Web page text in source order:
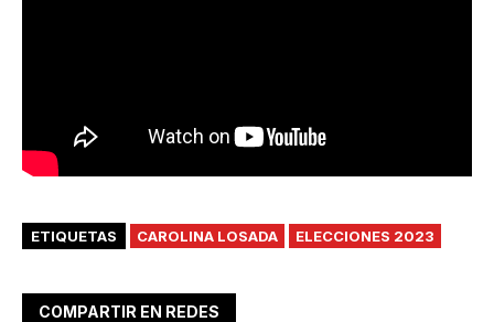
ETIQUETAS CAROLINA LOSADA ELECCIONES 2023
COMPARTIR EN REDES